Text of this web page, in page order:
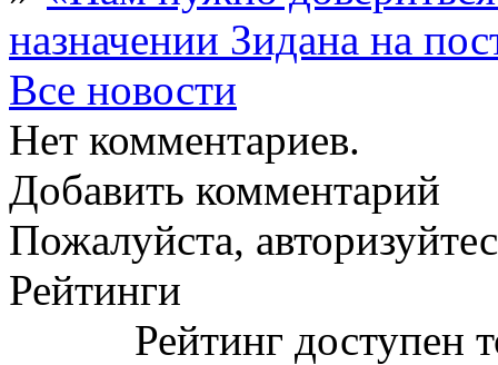
назначении Зидана на
Все новости
Нет комментариев.
Добавить комментарий
Пожалуйста,
Рейтинги
Рейтинг доступен